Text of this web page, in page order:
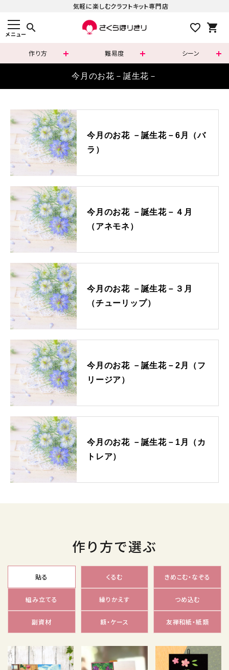
気軽に楽しむクラフトキット専門店
メニュー
search
作り方 難易度 シーン
カテゴリーで選ぶ
難易度で選ぶ
さくらほりきりの商品について
シーンで選ぶ
レビューを見る
INFORMATION
初めての方へ
ショッピングガイド
よくあるご質問
カタログ請求
法人の方へ
コーポレートサイト
実店舗案内
今月のお花－誕生花－
今月のお花 －誕生花－6月（バ
ラ）
今月のお花 －誕生花－４月
（アネモネ）
今月のお花 －誕生花－３月
（チューリップ）
今月のお花 －誕生花－2月（フ
リージア）
今月のお花 －誕生花－1月（カ
トレア）
作り方で選ぶ
貼る くるむ きめこむ・なぞる
組み立てる 繰りかえす つめ込む
副資材 額・ケース 友禅和紙・紙類